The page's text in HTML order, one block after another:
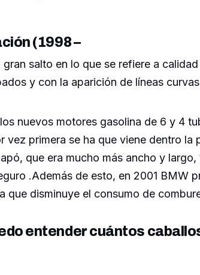
(1998 –
salto en lo que se refiere a
y con la aparición de líneas
nuevos motores gasolina de 6 y 4
vez primera se ha que viene dentro la
que era mucho más ancho y
.Además de esto, en 2001 BMW
que disminuye el consumo de
entender cuántos